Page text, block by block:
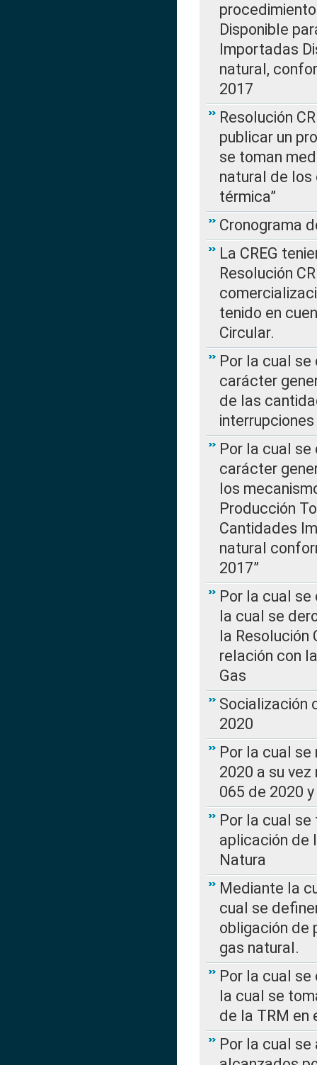
Disponible
Importadas
natural,
2017
Resolución
publicar un
se toman
natural de los
térmica”
Cronograma
La CREG
Resolución
tenido en
Circular.
Por la cual
carácter
de las
Por la cual
carácter
los
Producción
Cantidades
natural
2017”
Por la cual
la cual se
la Resolución
relación con
Gas
Socialización
2020
Por la cual se
2020 a su
065 de 2020
Por la cual
aplicación de
Natura
Mediante la
cual se
obligación de
gas natural.
Por la cual se
la cual se
de la TRM en
Por la cual